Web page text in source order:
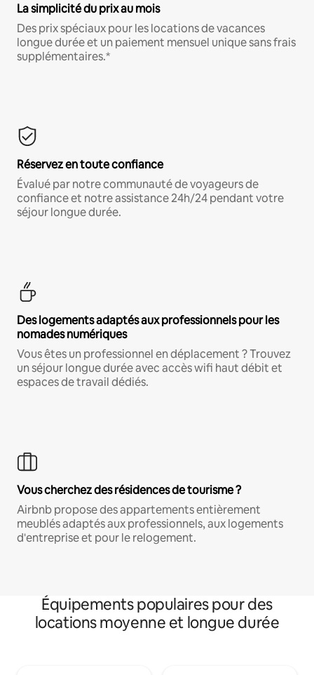
La simplicité du prix au mois
Des prix spéciaux pour les locations de vacances
longue durée et un paiement mensuel unique sans frais
supplémentaires.*
Réservez en toute confiance
Évalué par notre communauté de voyageurs de
confiance et notre assistance 24h/24 pendant votre
séjour longue durée.
Des logements adaptés aux professionnels pour les
nomades numériques
Vous êtes un professionnel en déplacement ? Trouvez
un séjour longue durée avec accès wifi haut débit et
espaces de travail dédiés.
Vous cherchez des résidences de tourisme ?
Airbnb propose des appartements entièrement
meublés adaptés aux professionnels, aux logements
d'entreprise et pour le relogement.
Équipements populaires pour des
locations moyenne et longue durée